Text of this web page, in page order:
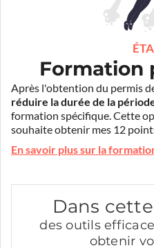
Formation
Après l'obtention du permis
réduire la durée de la
formation spécifique. Cette
souhaite obtenir mes 12
En savoir plus sur la
Dans
des outils
obtenir